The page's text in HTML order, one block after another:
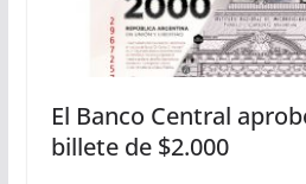
El Banco Central
billete de $2.000